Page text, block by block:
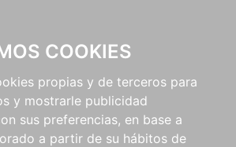
COOKIES
propias y de terceros para
y mostrarle publicidad
sus preferencias, en base a
a partir de su hábitos de